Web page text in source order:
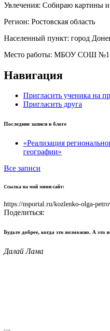
Увлечения: Собираю картины
Регион: Ростовская область
Населенный пункт: город
Место работы: МБОУ СОШ №1
Навигация
Пригласить ученика на
Пригласить друга
Последние записи в блоге
«Реализация
географии»
Все записи
Ссылка на мой мини-сайт:
https://nsportal.ru/kozlenko-olga-
Поделиться:
Будьте добрее, когда это возможно. А это
Далай Лама